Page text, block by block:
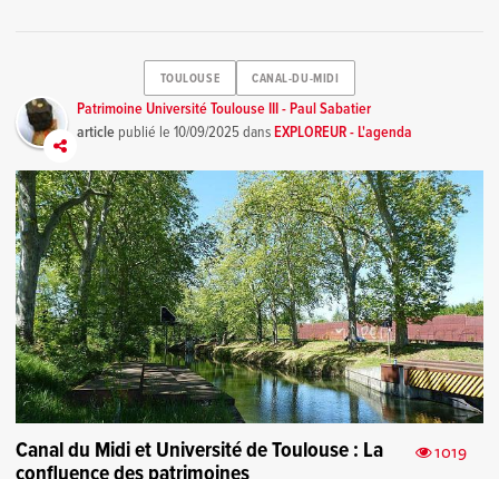
TOULOUSE CANAL-DU-MIDI
Patrimoine Université Toulouse III - Paul Sabatier
article publié le10/09/2025dansEXPLOREUR - L'agenda
1019
Canal du Midi et Université de Toulouse : La